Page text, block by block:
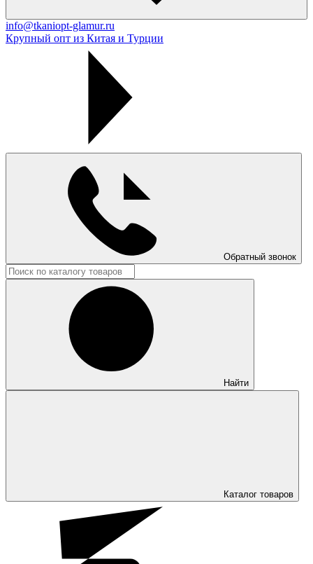
info@tkaniopt-glamur.ru
Крупный опт из Китая и Турции
Обратный звонок
Найти
Каталог товаров